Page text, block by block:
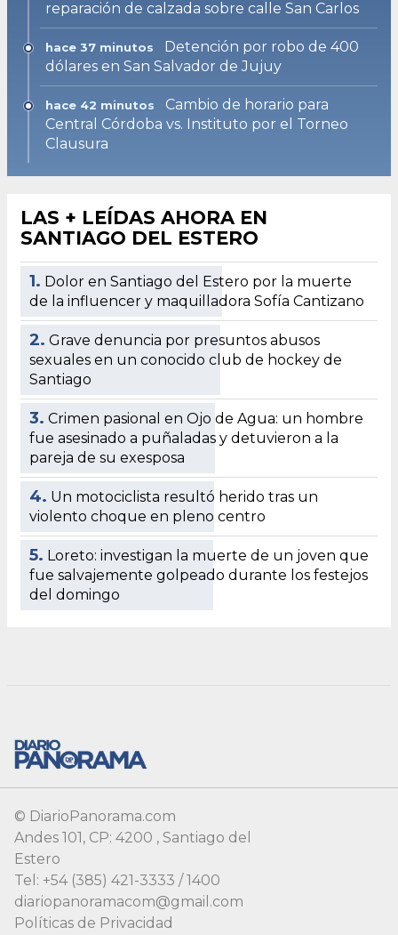
© DiarioPanorama.com
Andes 101, CP: 4200 , Santiago del
Estero
Tel: +54 (385) 421-3333 / 1400
diariopanoramacom@gmail.com
Políticas de Privacidad